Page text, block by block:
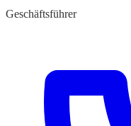
Geschäftsführer